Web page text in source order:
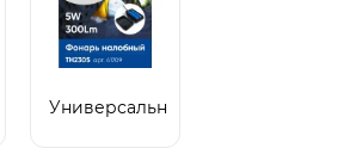
Универсальные